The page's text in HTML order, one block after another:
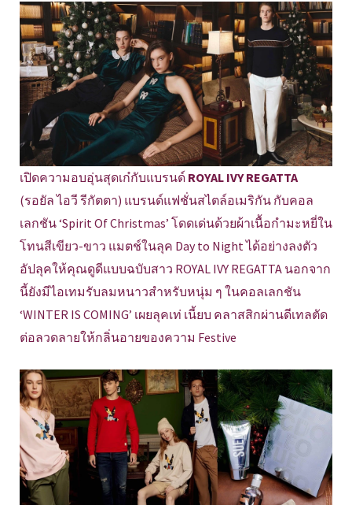
เปิดความอบอุ่นสุดเก๋กับแบรนด์ ROYAL IVY REGATTA
(รอยัล ไอวี รีกัตตา) แบรนด์แฟชั่นสไตล์อเมริกัน กับคอล
เลกชัน ‘Spirit Of Christmas’ โดดเด่นด้วยผ้าเนื้อกำมะหยี่ใน
โทนสีเขียว-ขาว แมตช์ในลุค Day to Night ได้อย่างลงตัว
อัปลุคให้คุณดูดีแบบฉบับสาว ROYAL IVY REGATTA นอกจาก
นี้ยังมีไอเทมรับลมหนาวสำหรับหนุ่ม ๆ ในคอลเลกชัน
‘WINTER IS COMING’ เผยลุคเท่ เนี้ยบ คลาสสิกผ่านดีเทลตัด
ต่อลวดลายให้กลิ่นอายของความ Festive